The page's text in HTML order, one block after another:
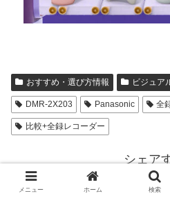
おすすめ・選び方情報 ビジュア
DMR-2X203 Panasonic 全
比較+全録レコーダー
シェア
メニュー ホーム 検索